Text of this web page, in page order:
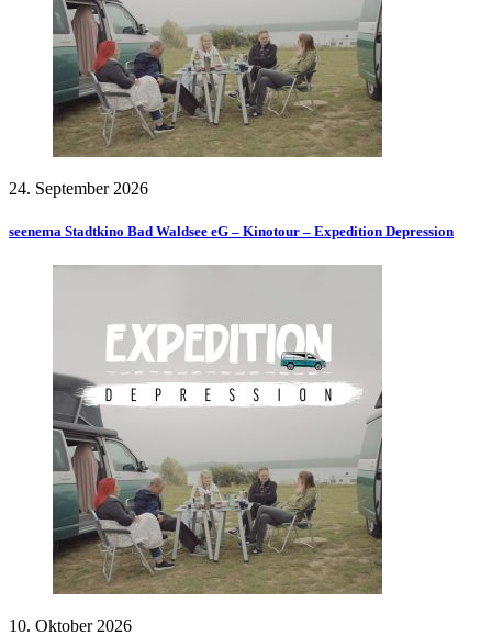
24. September 2026
seenema Stadtkino Bad Waldsee eG – Kinotour – Expedition Depression
10. Oktober 2026